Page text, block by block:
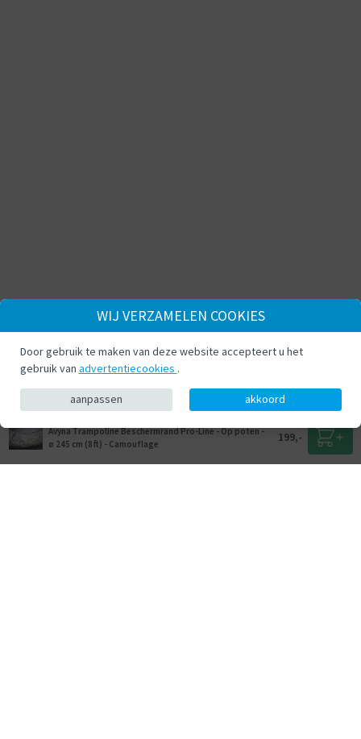
Avyna Trampoline Beschermrand Pro-Line - Op poten -
ø 245 cm (8ft) - Camouflage
199,-
WIJ VERZAMELEN COOKIES
Door gebruik te maken van deze website accepteert u het
gebruik van advertentiecookies .
aanpassen akkoord